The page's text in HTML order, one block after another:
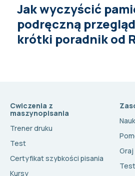
Jak wyczyścić
podręczną
krótki poradnik od
Cwiczenia z
maszynopisania
Trener druku
Test
Certyfikat szybkości pisania
Kursy
Graj